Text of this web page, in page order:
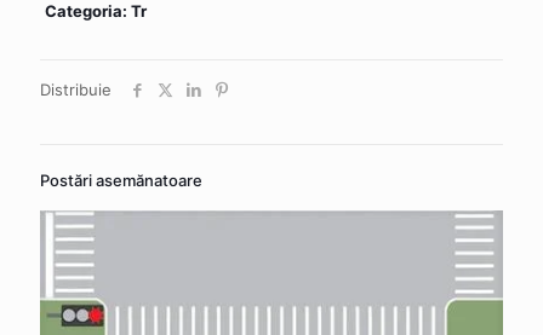
Categoria: Tr
Distribuie
Postări asemănatoare